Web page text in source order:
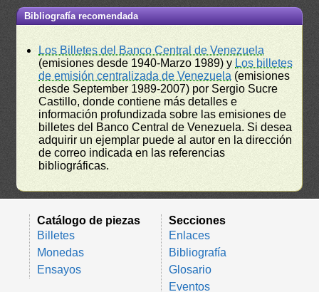
Bibliografía recomendada
Los Billetes del Banco Central de Venezuela
(emisiones desde 1940-Marzo 1989) y Los billetes
de emisión centralizada de Venezuela (emisiones
desde September 1989-2007) por Sergio Sucre
Castillo, donde contiene más detalles e
información profundizada sobre las emisiones de
billetes del Banco Central de Venezuela. Si desea
adquirir un ejemplar puede al autor en la dirección
de correo indicada en las referencias
bibliográficas.
Catálogo de piezas
Billetes
Monedas
Ensayos
Secciones
Enlaces
Bibliografía
Glosario
Eventos